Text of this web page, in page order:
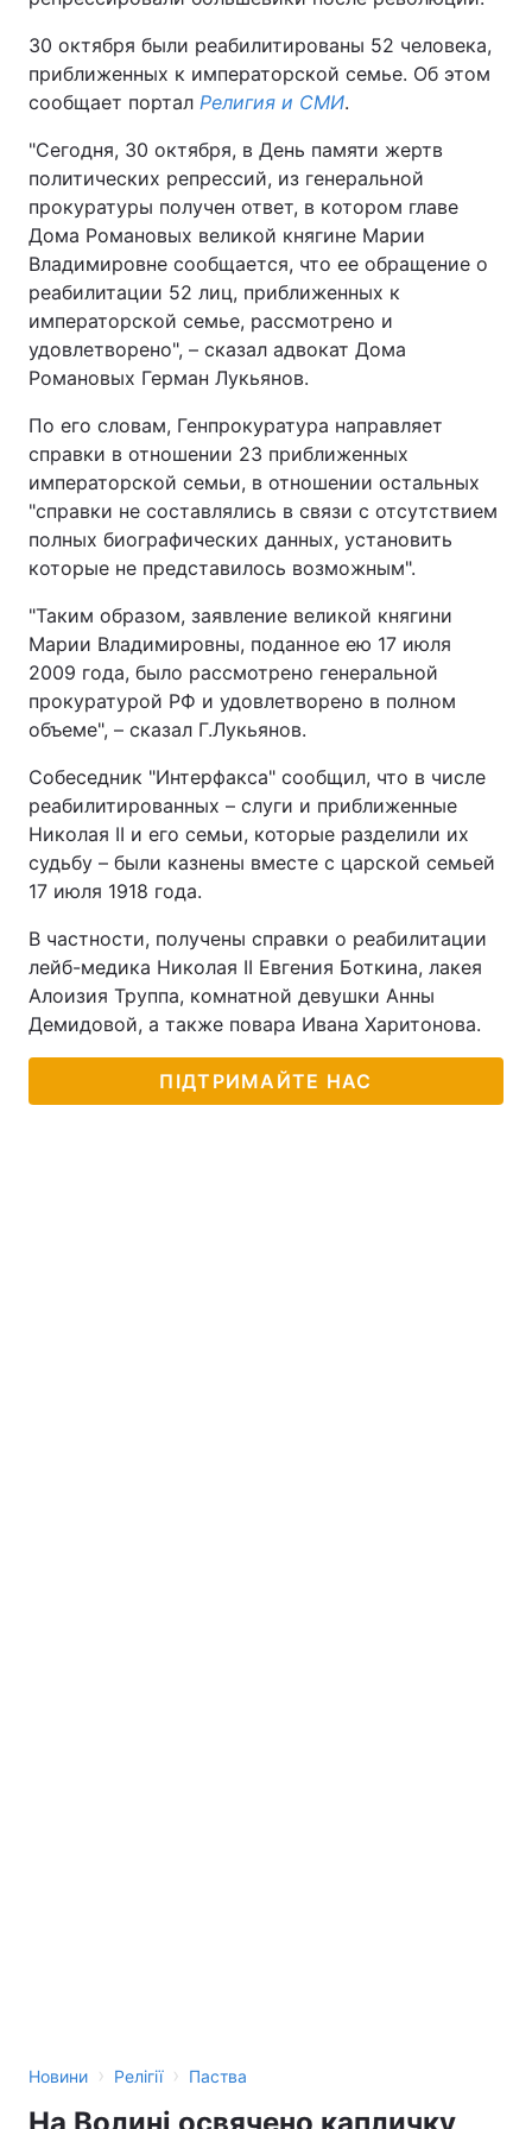
30 октября были реабилитированы 52 человека,
приближенных к императорской семье. Об этом
сообщает портал Религия и СМИ.
"Сегодня, 30 октября, в День памяти жертв
политических репрессий, из генеральной
прокуратуры получен ответ, в котором главе
Дома Романовых великой княгине Марии
Владимировне сообщается, что ее обращение о
реабилитации 52 лиц, приближенных к
императорской семье, рассмотрено и
удовлетворено", – сказал адвокат Дома
Романовых Герман Лукьянов.
По его словам, Генпрокуратура направляет
справки в отношении 23 приближенных
императорской семьи, в отношении остальных
"справки не составлялись в связи с отсутствием
полных биографических данных, установить
которые не представилось возможным".
"Таким образом, заявление великой княгини
Марии Владимировны, поданное ею 17 июля
2009 года, было рассмотрено генеральной
прокуратурой РФ и удовлетворено в полном
объеме", – сказал Г.Лукьянов.
Собеседник "Интерфакса" сообщил, что в числе
реабилитированных – слуги и приближенные
Николая II и его семьи, которые разделили их
судьбу – были казнены вместе с царской семьей
17 июля 1918 года.
В частности, получены справки о реабилитации
лейб-медика Николая II Евгения Боткина, лакея
Алоизия Труппа, комнатной девушки Анны
Демидовой, а также повара Ивана Харитонова.
ПІДТРИМАЙТЕ НАС
Новини › Релігії › Паства